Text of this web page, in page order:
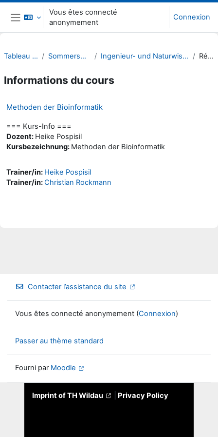
Passer au contenu principal
Panneau latéral
Vous êtes connecté
anonymement
Connexion
Tableau de bord Sommersemester 22 Ingenieur- und Naturwissenschaften (INW) Résumé
Informations du cours
Methoden der Bioinformatik
=== Kurs-Info ===
Dozent: Heike Pospisil
Kursbezeichnung: Methoden der Bioinformatik
Trainer/in: Heike Pospisil
Trainer/in:Christian Rockmann
Contacter l’assistance du site
Vous êtes connecté anonymement (Connexion)
Passer au thème standard
Fourni par Moodle
Imprint of TH Wildau Privacy Policy